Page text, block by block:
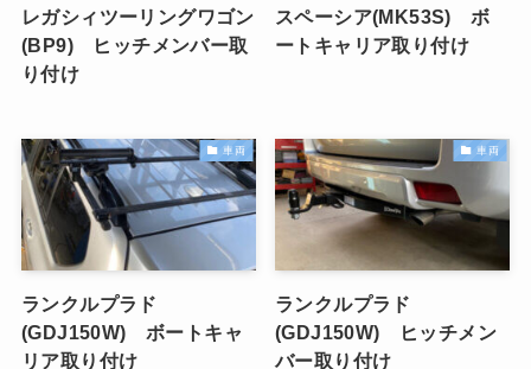
レガシィツーリングワゴン
(BP9) ヒッチメンバー取
り付け
スペーシア(MK53S) ボ
ートキャリア取り付け
車両
ランクルプラド
(GDJ150W) ボートキャ
リア取り付け
車両
ランクルプラド
(GDJ150W) ヒッチメン
バー取り付け